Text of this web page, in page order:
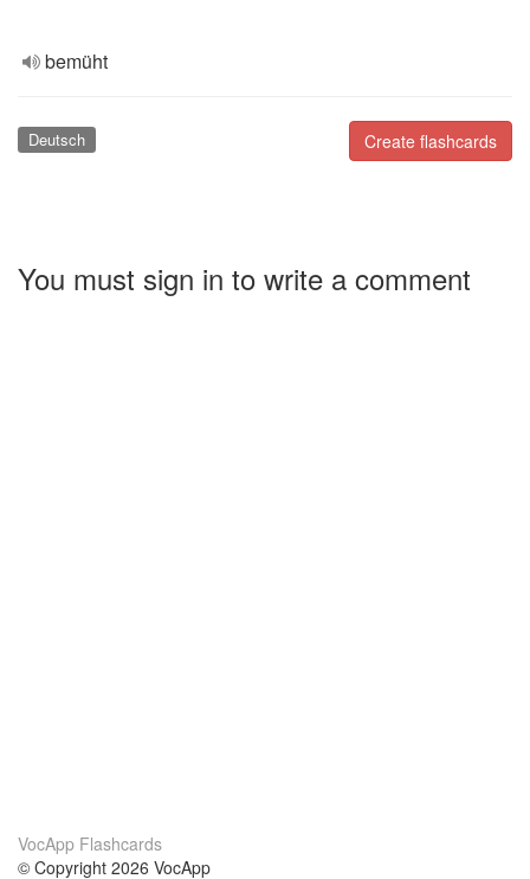
bemüht
Create flashcards
Deutsch
You must sign in to write a comment
VocApp Flashcards
© Copyright 2026 VocApp